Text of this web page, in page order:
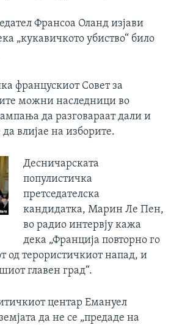
Франсоа Оланд изјави
„кукавичкото убиство“ било
францускиот Совет за
можни наследници во
да разговараат дали и
влијае на изборите.
Десничарската
популистичка
претседателска
кандидатка, Марин Ле Пен,
во радио интервју кажа
дека „Франција повторно го
од терористичкиот напад, и
главен град“.
центар Емануел
да не се „предаде на